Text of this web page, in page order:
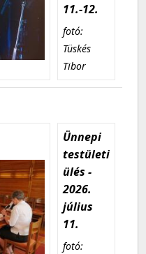
11.-12.
fotó:
Tüskés
Tibor
Ünnepi
testületi
ülés -
2026.
július
11.
fotó: